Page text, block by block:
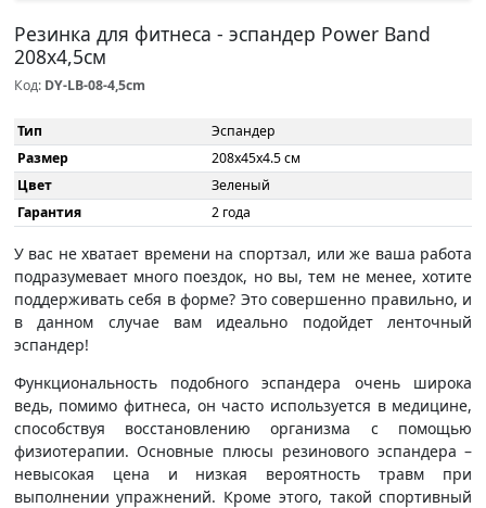
Резинка для фитнеса - эспандер Power Band
208x4,5см
Код: DY-LB-08-4,5cm
Тип
Эспандер
Размер
208x45x4.5 см
Цвет
Зеленый
Гарантия
2 года
У вас не хватает времени на спортзал, или же ваша работа
подразумевает много поездок, но вы, тем не менее, хотите
поддерживать себя в форме? Это совершенно правильно, и
в данном случае вам идеально подойдет ленточный
эспандер!
Функциональность подобного эспандера очень широка
ведь, помимо фитнеса, он часто используется в медицине,
способствуя восстановлению организма с помощью
физиотерапии. Основные плюсы резинового эспандера –
невысокая цена и низкая вероятность травм при
выполнении упражнений. Кроме этого, такой спортивный